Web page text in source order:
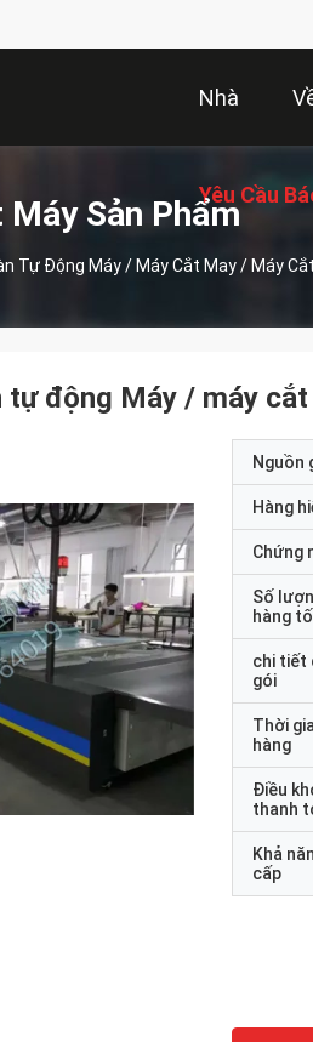
Nhà
Yêu Cầu
Máy Sản Phẩm
Tự Động Máy / Máy Cắt May / Máy
tự động Máy / máy
Nguồn
Hàng
Chứng
Số
hàng
chi tiết
gói
Thời
hàng
Điều
thanh
Khả
cấp